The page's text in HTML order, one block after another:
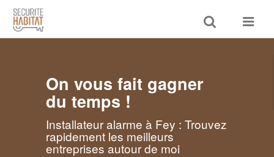
Toggle
search
Toggle
On vous fait gagner
du temps !
Installateur alarme à Fey : Trouvez
rapidement les meilleurs
entreprises autour de moi